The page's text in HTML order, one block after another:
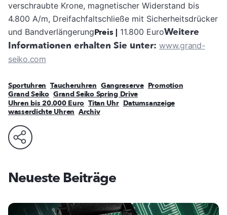
verschraubte Krone, magnetischer Widerstand bis
4.800 A/m, Dreifachfaltschließe mit Sicherheitsdrücker
und BandverlängerungPreis | 11.800 EuroWeitere
Informationen erhalten Sie unter: www.grand-
seiko.com
Sportuhren Taucheruhren Gangreserve Promotion
Grand Seiko Grand Seiko Spring Drive
Uhren bis 20.000 Euro Titan Uhr Datumsanzeige
wasserdichte Uhren Archiv
Neueste Beiträge